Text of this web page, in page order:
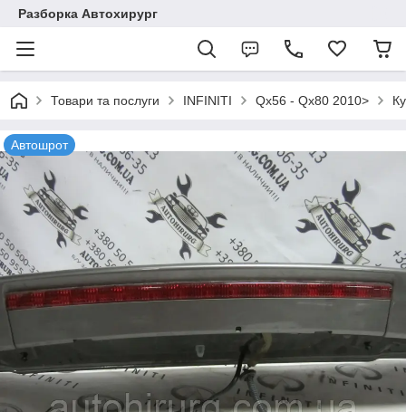
Разборка Автохирург
Товари та послуги INFINITI Qx56 - Qx80 2010>
Автошрот